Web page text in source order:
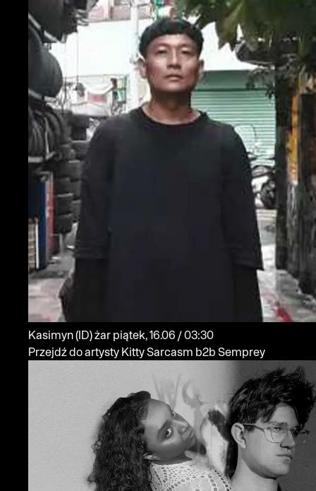
Kasimyn(ID)żar
piątek, 16.06 / 03:30
Przejdź do artysty Kitty Sarcasm b2b Semprey